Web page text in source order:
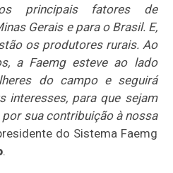
principais fatores de
Gerais e para o Brasil. E,
os produtores rurais. Ao
a Faemg esteve ao lado
do campo e seguirá
interesses, para que sejam
sua contribuição à nossa
do Sistema Faemg
.